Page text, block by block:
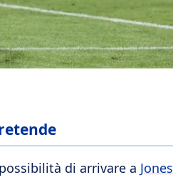
di arrivare a Jones